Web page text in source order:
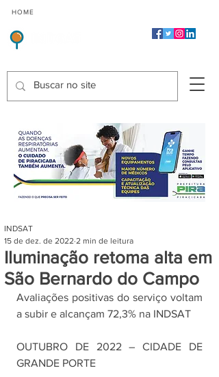
HOME
Iluminação retoma alta em
São Bernardo do Campo
INDSAT
15 de dez. de 2022 2 min de leitura
Avaliações positivas do serviço voltam
a subir e alcançam 72,3% na INDSAT
OUTUBRO DE 2022 – CIDADE DE
GRANDE PORTE